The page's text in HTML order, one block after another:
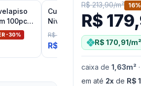
100pcs
-30%
Cunha Para Nivelador
Nivela Piso Flex e Flex
Eco
R$ 28,48 SUPER -51%
R$ 13,96
R$ 213,90/m² 16
R$
R$ 170,91/m²
caixa de 1,63m² ·
em até 2x de R$